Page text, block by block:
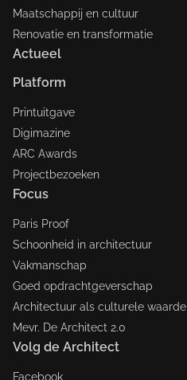
Maatschappij en cultuur
Renovatie en transformatie
Actueel
Platform
Printuitgave
Digimazine
ARC Awards
Projectbezoeken
Focus
Paris Proof
Schoonheid in architectuur
Vakmanschap
Goed opdrachtgeverschap
Architectuur als culturele waarde
Mevr. De Architect 2.0
Volg de Architect
Facebook